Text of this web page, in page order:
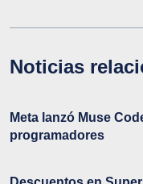
Noticias
Meta lanzó Muse
programadores